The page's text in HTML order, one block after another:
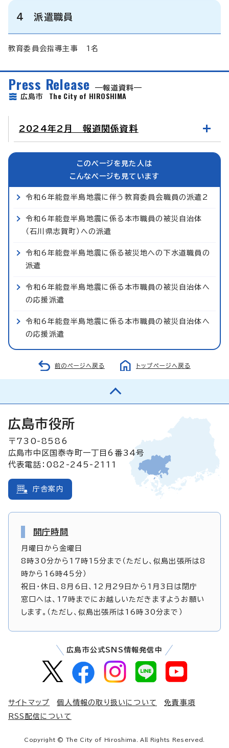
4 派遣職員
教育委員会指導主事 1名
Press Release
報道資料
広島市 The City of HIROSHIMA
2024年2月 報道関係資料
このページを見た人は
こんなページも見ています
令和6年能登半島地震に伴う教育委員会職員の派遣2
令和6年能登半島地震に係る本市職員の被災自治体
（石川県志賀町）への派遣
令和6年能登半島地震に係る被災地への下水道職員の
派遣
令和6年能登半島地震に係る本市職員の被災自治体へ
の応援派遣
令和6年能登半島地震に係る本市職員の被災自治体へ
の応援派遣
前のページへ戻る トップページへ戻る
広島市役所
〒730-8586
広島市中区国泰寺町一丁目6番34号
代表電話：082-245-2111
庁舎案内
開庁時間
月曜日から金曜日
8時30分から17時15分まで（ただし、似島出張所は8
時から16時45分）
祝日・休日、8月6日、12月29日から1月3日は閉庁
窓口へは、17時までにお越しいただきますようお願い
します。（ただし、似島出張所は16時30分まで）
広島市公式SNS情報発信中
サイトマップ 個人情報の取り扱いについて
免責事項
RSS配信について
Copyright © The City of Hiroshima. All Rights Reserved.